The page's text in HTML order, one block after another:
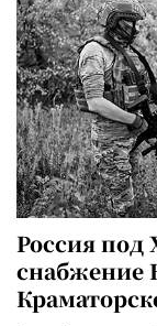
Россия под
снабжение